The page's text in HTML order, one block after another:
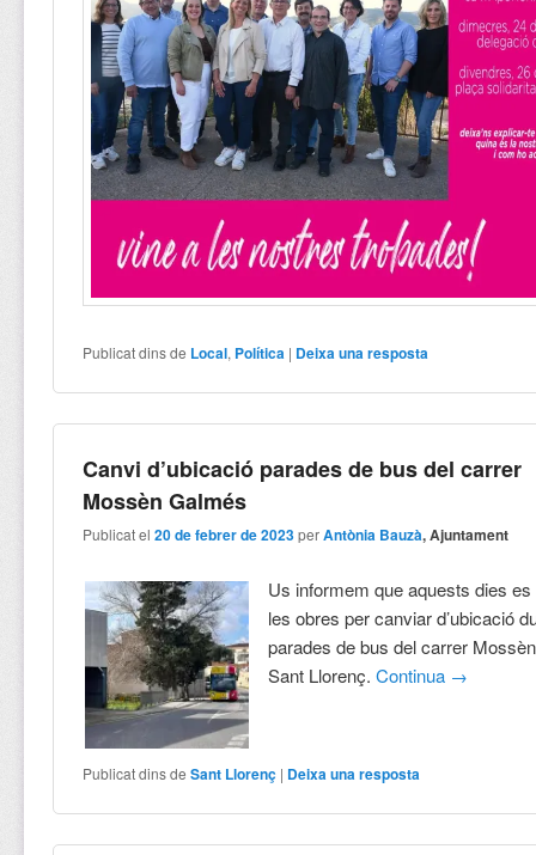
Publicat dins de Local, Política | Deixa una resposta
Canvi d’ubicació parades de bus del carrer
Mossèn Galmés
Publicat el20 de febrer de 2023 perAntònia Bauzà, Ajuntament
Us informem que aquests dies
les obres per canviar d’ubicació
parades de bus del carrer
Sant Llorenç.Continua →
Publicat dins de Sant Llorenç | Deixa una resposta